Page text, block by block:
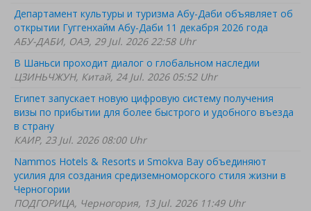
Департамент культуры и туризма Абу-Даби объявляет об
открытии Гуггенхайм Абу-Даби 11 декабря 2026 года
АБУ-ДАБИ, ОАЭ, 29 Jul. 2026 22:58 Uhr
В Шаньси проходит диалог о глобальном наследии
ЦЗИНЬЧЖУН, Китай, 24 Jul. 2026 05:52 Uhr
Египет запускает новую цифровую систему получения
визы по прибытии для более быстрого и удобного въезда
в страну
КАИР, 23 Jul. 2026 08:00 Uhr
Nammos Hotels & Resorts и Smokva Bay объединяют
усилия для создания средиземноморского стиля жизни в
Черногории
ПОДГОРИЦА, Черногория, 13 Jul. 2026 11:49 Uhr